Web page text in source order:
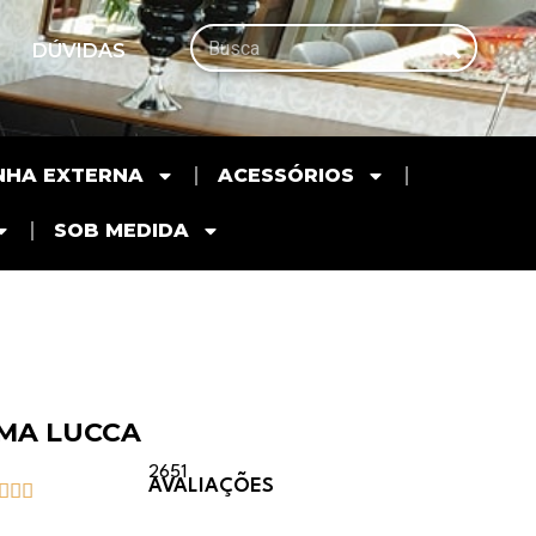
DÚVIDAS
EXTERNA ACESSÓRIOS
SOB MEDIDA
LUCCA
2651
   AVALIAÇÕES